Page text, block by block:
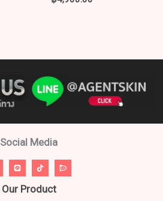
Social Media
Our Product